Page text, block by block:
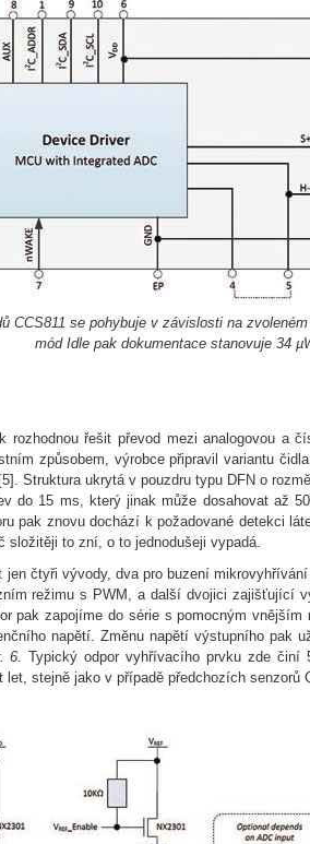
CCS811 se pohybuje v závislosti na
mód Idle pak dokumentace stanovuje 34
rozhodnou řešit převod mezi analogovou a
způsobem, výrobce připravil variantu
Struktura ukrytá v pouzdru typu DFN o
do 15 ms, který jinak může dosahovat až
pak znovu dochází k požadované detekci
složitěji to zní, o to jednodušeji vypadá.
čtyři vývody, dva pro buzení
režimu s PWM, a další dvojici zajišťující
pak zapojíme do série s pomocným
napětí. Změnu napětí výstupního pak
6. Typický odpor vyhřívacího prvku zde
stejně jako v případě předchozích senzorů